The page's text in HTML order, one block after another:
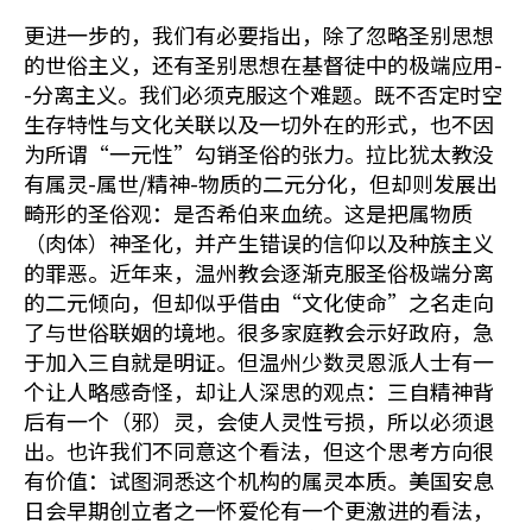
更进一步的，我们有必要指出，除了忽略圣别思想
的世俗主义，还有圣别思想在基督徒中的极端应用-
-分离主义。我们必须克服这个难题。既不否定时空
生存特性与文化关联以及一切外在的形式，也不因
为所谓“一元性”勾销圣俗的张力。拉比犹太教没
有属灵-属世/精神-物质的二元分化，但却则发展出
畸形的圣俗观：是否希伯来血统。这是把属物质
（肉体）神圣化，并产生错误的信仰以及种族主义
的罪恶。近年来，温州教会逐渐克服圣俗极端分离
的二元倾向，但却似乎借由“文化使命”之名走向
了与世俗联姻的境地。很多家庭教会示好政府，急
于加入三自就是明证。但温州少数灵恩派人士有一
个让人略感奇怪，却让人深思的观点：三自精神背
后有一个（邪）灵，会使人灵性亏损，所以必须退
出。也许我们不同意这个看法，但这个思考方向很
有价值：试图洞悉这个机构的属灵本质。美国安息
日会早期创立者之一怀爱伦有一个更激进的看法，